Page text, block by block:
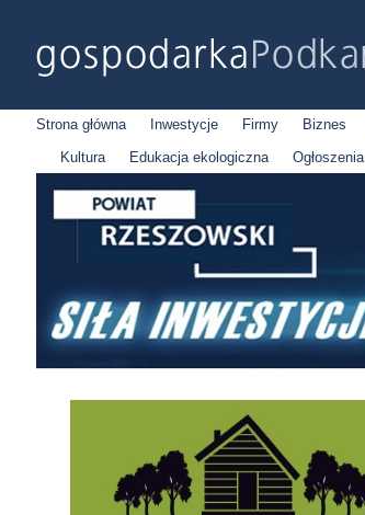
Strona główna Inwestycje Firmy Biznes
Kultura
Edukacja ekologiczna Ogłoszenia